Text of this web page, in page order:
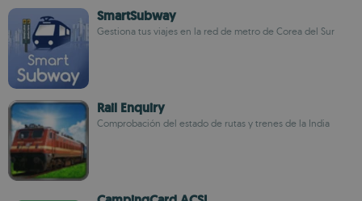
SmartSubway
Gestiona tus viajes en la red de metro de Corea del Sur
Rail Enquiry
Comprobación del estado de rutas y trenes de la India